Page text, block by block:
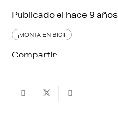
Publicado el hace 9 años
¡MONTA EN BICI!
Compartir: